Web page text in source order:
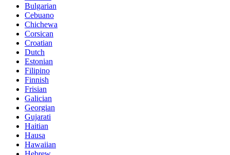
Bulgarian
Cebuano
Chichewa
Corsican
Croatian
Dutch
Estonian
Filipino
Finnish
Frisian
Galician
Georgian
Gujarati
Haitian
Hausa
Hawaiian